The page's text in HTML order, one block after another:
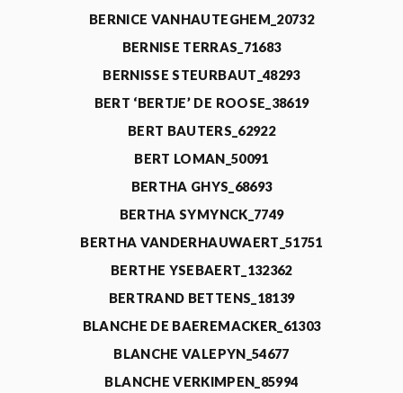
BERNICE VANHAUTEGHEM_20732
BERNISE TERRAS_71683
BERNISSE STEURBAUT_48293
BERT ‘BERTJE’ DE ROOSE_38619
BERT BAUTERS_62922
BERT LOMAN_50091
BERTHA GHYS_68693
BERTHA SYMYNCK_7749
BERTHA VANDERHAUWAERT_51751
BERTHE YSEBAERT_132362
BERTRAND BETTENS_18139
BLANCHE DE BAEREMACKER_61303
BLANCHE VALEPYN_54677
BLANCHE VERKIMPEN_85994